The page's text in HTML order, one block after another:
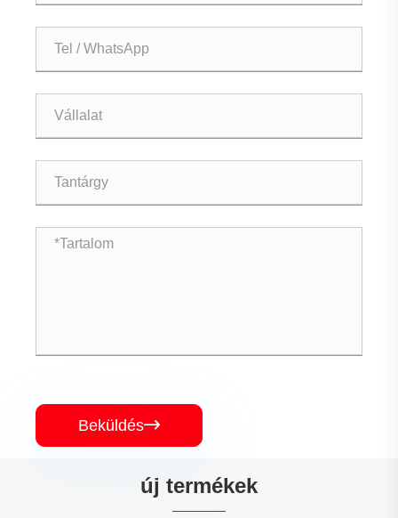
Beküldés
új termékek